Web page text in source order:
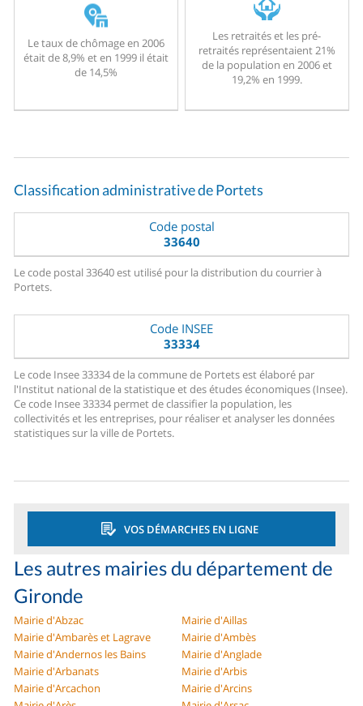
Le taux de chômage en 2006
était de 8,9% et en 1999 il était
de 14,5%
Les retraités et les pré-
retraités représentaient 21%
de la population en 2006 et
19,2% en 1999.
Classification administrative de Portets
Code postal
33640
Le code postal 33640 est utilisé pour la distribution du courrier à
Portets.
Code INSEE
33334
Le code Insee 33334 de la commune de Portets est élaboré par
l'Institut national de la statistique et des études économiques (Insee).
Ce code Insee 33334 permet de classifier la population, les
collectivités et les entreprises, pour réaliser et analyser les données
statistiques sur la ville de Portets.
VOS DÉMARCHES EN LIGNE
Les autres mairies du département de
Gironde
Mairie d'Abzac
Mairie d'Aillas
Mairie d'Ambarès et Lagrave
Mairie d'Ambès
Mairie d'Andernos les Bains
Mairie d'Anglade
Mairie d'Arbanats
Mairie d'Arbis
Mairie d'Arcachon
Mairie d'Arcins